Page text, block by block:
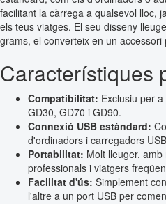
facilitant la càrrega a qualsevol lloc,
els teus viatges. El seu disseny
grams, el converteix en un
Característiques
Compatibilitat: Exclusiu per
GD30, GD70 i GD90.
Connexió USB estàndard:
d'ordinadors i carregadors
Portabilitat: Molt lleuger,
professionals i viatgers
Facilitat d'ús: Simplement
l'altre a un port USB per